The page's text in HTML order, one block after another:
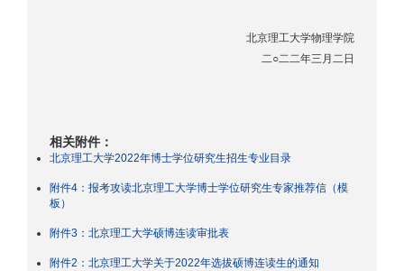
北京理工大学物理学院
二○二二年三月二日
相关附件：
北京理工大学2022年博士学位研究生招生专业目录
附件4：报考攻读北京理工大学博士学位研究生专家推荐信（模
板）
附件3：北京理工大学硕博连读审批表
附件2：北京理工大学关于2022年选拔硕博连读生的通知